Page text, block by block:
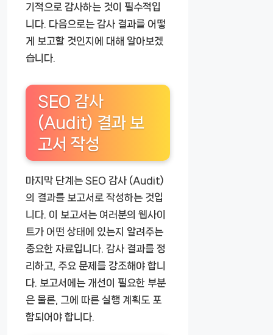
기적으로 감사하는 것이 필수적입
니다. 다음으로는 감사 결과를 어떻
게 보고할 것인지에 대해 알아보겠
습니다.
SEO 감사
(Audit) 결과 보
고서 작성
마지막 단계는 SEO 감사 (Audit)
의 결과를 보고서로 작성하는 것입
니다. 이 보고서는 여러분의 웹사이
트가 어떤 상태에 있는지 알려주는
중요한 자료입니다. 감사 결과를 정
리하고, 주요 문제를 강조해야 합니
다. 보고서에는 개선이 필요한 부분
은 물론, 그에 따른 실행 계획도 포
함되어야 합니다.